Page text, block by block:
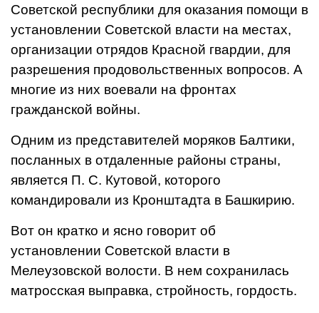
Советской республики для оказания помощи в
установлении Советской власти на местах,
организации отрядов Красной гвардии, для
разрешения продовольственных вопросов. А
многие из них воевали на фронтах
гражданской войны.
Одним из представителей моряков Балтики,
посланных в отдаленные районы страны,
является П. С. Кутовой, которого
командировали из Кронштадта в Башкирию.
Вот он кратко и ясно говорит об
установлении Советской власти в
Мелеузовской волости. В нем сохранилась
матросская выправка, стройность, гордость.